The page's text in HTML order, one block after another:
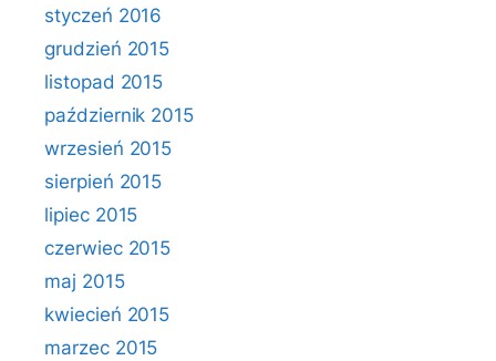
styczeń 2016
grudzień 2015
listopad 2015
październik 2015
wrzesień 2015
sierpień 2015
lipiec 2015
czerwiec 2015
maj 2015
kwiecień 2015
marzec 2015